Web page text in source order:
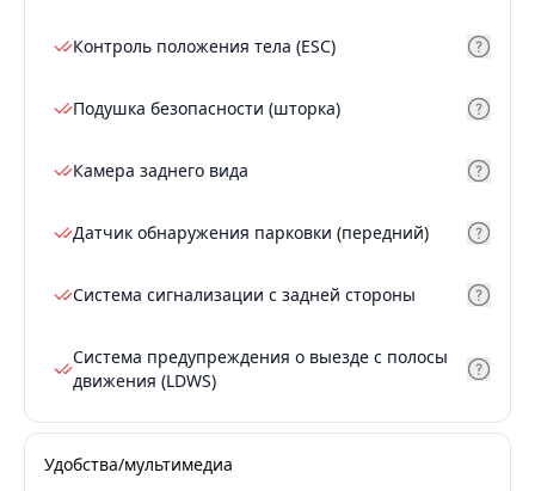
Контроль положения тела (ESC)
Подушка безопасности (шторка)
Камера заднего вида
Датчик обнаружения парковки (передний)
Система сигнализации с задней стороны
Система предупреждения о выезде с полосы
движения (LDWS)
Удобства/мультимедиа